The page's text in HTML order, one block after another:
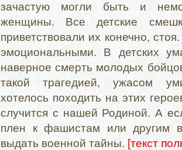
зачастую могли быть и
женщины. Все детские
приветствовали их конечно,
эмоциональными. В детских
наверное смерть молодых
такой трагедией, ужасом
хотелось походить на этих
случится с нашей Родиной. А
плен к фашистам или другим
выдать военной тайны. [текст